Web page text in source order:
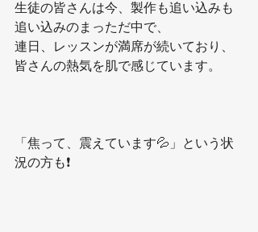
生徒の皆さんは今、製作も追い込みも
追い込みのまっただ中で、
連日、レッスンが満席が続いており、
皆さんの熱気を肌で感じています。
「焦って、震えています💦」という状
況の方も❗️